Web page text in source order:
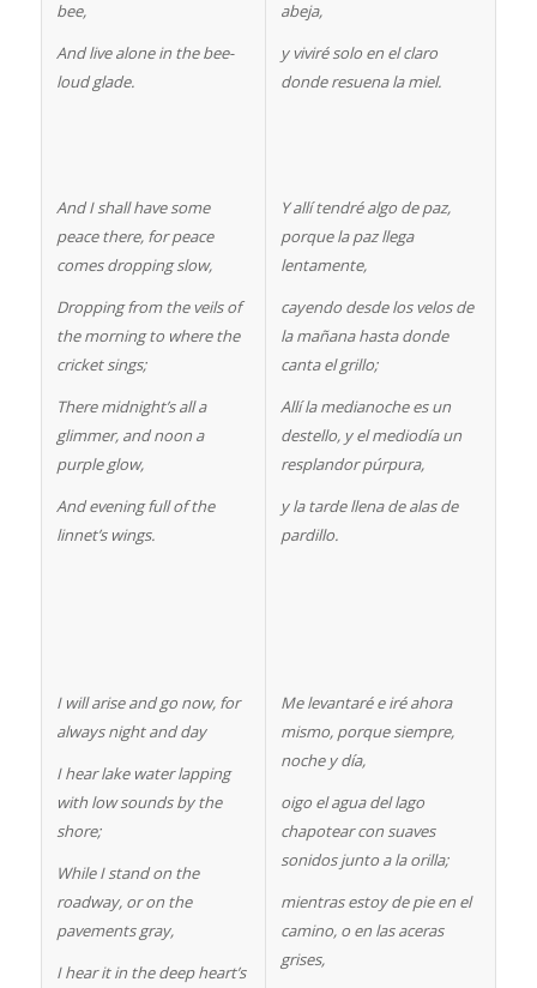
bee,
And live alone in the bee-
loud glade.
And I shall have some
peace there, for peace
comes dropping slow,
Dropping from the veils of
the morning to where the
cricket sings;
There midnight’s all a
glimmer, and noon a
purple glow,
And evening full of the
linnet’s wings.
I will arise and go now, for
always night and day
I hear lake water lapping
with low sounds by the
shore;
While I stand on the
roadway, or on the
pavements gray,
I hear it in the deep heart’s
abeja,
y viviré solo en el claro
donde resuena la miel.
Y allí tendré algo de paz,
porque la paz llega
lentamente,
cayendo desde los velos de
la mañana hasta donde
canta el grillo;
Allí la medianoche es un
destello, y el mediodía un
resplandor púrpura,
y la tarde llena de alas de
pardillo.
Me levantaré e iré ahora
mismo, porque siempre,
noche y día,
oigo el agua del lago
chapotear con suaves
sonidos junto a la orilla;
mientras estoy de pie en el
camino, o en las aceras
grises,